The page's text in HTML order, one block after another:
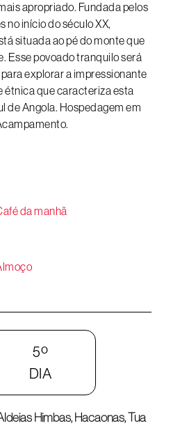
apropriado. Fundada pelos
no início do século XX,
situada ao pé do monte que
Esse povoado tranquilo será
explorar a impressionante
étnica que caracteriza esta
de Angola. Hospedagem em
da manhã
5º
DIA
Himbas, Hacaonas, Tua